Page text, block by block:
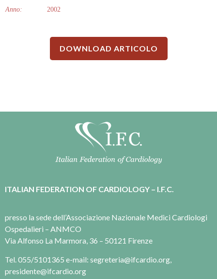
Anno:
2002
DOWNLOAD ARTICOLO
ITALIAN FEDERATION OF CARDIOLOGY – I.F.C.
presso la sede dell’Associazione Nazionale Medici Cardiologi
Ospedalieri – ANMCO
Via Alfonso La Marmora, 36 – 50121 Firenze
Tel. 055/5101365 e-mail: segreteria@ifcardio.org,
presidente@ifcardio.org